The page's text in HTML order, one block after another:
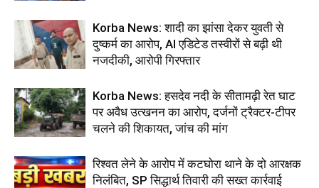
Korba News: शादी का झांसा देकर युवती से
दुष्कर्म का आरोप, AI एडिटेड तस्वीरों से बढ़ी थी
नजदीकी, आरोपी गिरफ्तार
Korba News: हसदेव नदी के सीतामढ़ी रेत घाट
पर अवैध उत्खनन का आरोप, दर्जनों ट्रैक्टर-टीपर
चलने की शिकायत, जांच की मांग
रिश्वत लेने के आरोप में कटघोरा थाने के दो आरक्षक
निलंबित, SP सिद्धार्थ तिवारी की सख्त कार्रवाई